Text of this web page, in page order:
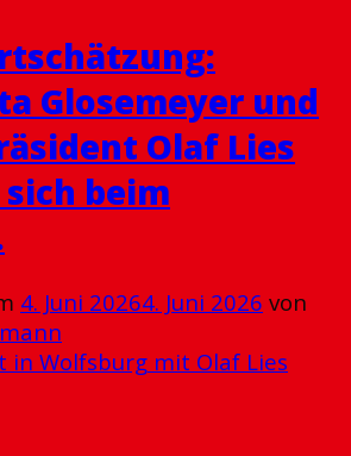
Glosemeyer und
Olaf Lies
beim
4. Juni 20264. Juni 2026 von